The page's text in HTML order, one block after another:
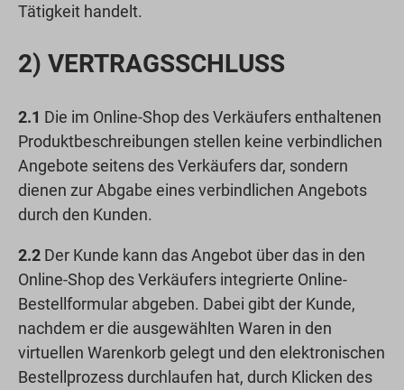
Tätigkeit handelt.
2) VERTRAGSSCHLUSS
2.1 Die im Online-Shop des Verkäufers enthaltenen
Produktbeschreibungen stellen keine verbindlichen
Angebote seitens des Verkäufers dar, sondern
dienen zur Abgabe eines verbindlichen Angebots
durch den Kunden.
2.2 Der Kunde kann das Angebot über das in den
Online-Shop des Verkäufers integrierte Online-
Bestellformular abgeben. Dabei gibt der Kunde,
nachdem er die ausgewählten Waren in den
virtuellen Warenkorb gelegt und den elektronischen
Bestellprozess durchlaufen hat, durch Klicken des